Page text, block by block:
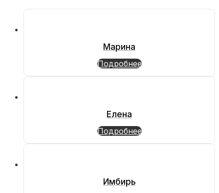
Марина
Подробнее
Елена
Подробнее
Имбирь